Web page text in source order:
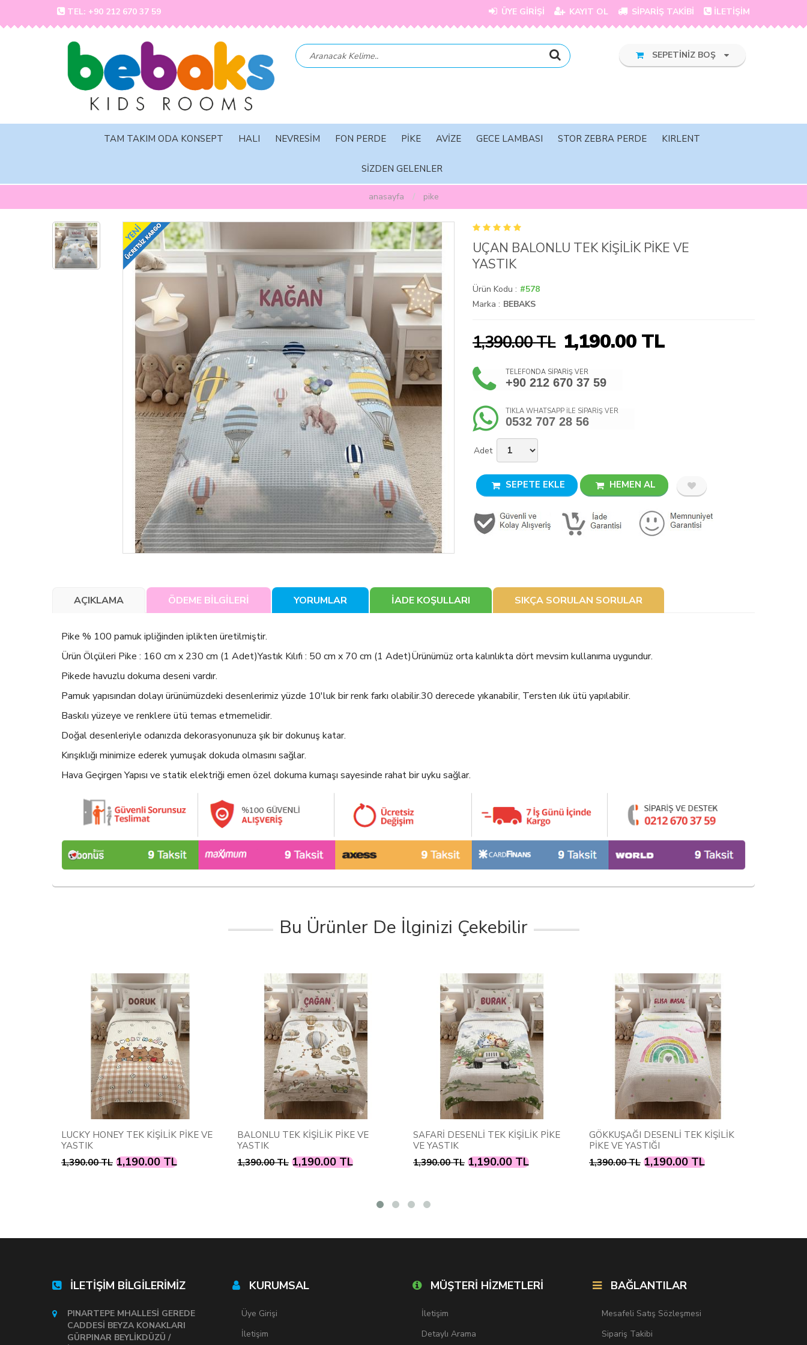
TEL: +90 212 670 37 59 ÜYE GİRİŞİ KAYIT OL SİPARİŞ TAKİBİ İLETİŞİM
SEPETİNİZ BOŞ
TAM TAKIM ODA KONSEPT HALI NEVRESİM FON PERDE PİKE AVİZE GECE LAMBASI STOR ZEBRA PERDE KIRLENT
SİZDEN GELENLER
anasayfa pi̇ke
UÇAN BALONLU TEK KİŞİLİK PİKE VE
YASTIK
Ürün Kodu : #578
Marka : BEBAKS
1,390.00 TL 1,190.00 TL
TELEFONDA SİPARİŞ VER
+90 212 670 37 59
TIKLA WHATSAPP İLE SİPARİŞ VER
0532 707 28 56
Adet
SEPETE EKLE HEMEN AL
AÇIKLAMA ÖDEME BİLGİLERİ YORUMLAR İADE KOŞULLARI SIKÇA SORULAN SORULAR
Pike % 100 pamuk ipliğinden iplikten üretilmiştir.
Ürün Ölçüleri Pike : 160 cm x 230 cm (1 Adet)Yastık Kılıfı : 50 cm x 70 cm (1 Adet)Ürünümüz orta kalınlıkta dört mevsim kullanıma uygundur.
Pikede havuzlu dokuma deseni vardır.
Pamuk yapısından dolayı ürünümüzdeki desenlerimiz yüzde 10'luk bir renk farkı olabilir.30 derecede yıkanabilir, Tersten ılık ütü yapılabilir.
Baskılı yüzeye ve renklere ütü temas etmemelidir.
Doğal desenleriyle odanızda dekorasyonunuza şık bir dokunuş katar.
Kırışıklığı minimize ederek yumuşak dokuda olmasını sağlar.
Hava Geçirgen Yapısı ve statik elektriği emen özel dokuma kumaşı sayesinde rahat bir uyku sağlar.
Bu Ürünler De İlginizi Çekebilir
LUCKY HONEY TEK KİŞİLİK PİKE VE
YASTIK
1,390.00 TL 1,190.00 TL
BALONLU TEK KİŞİLİK PİKE VE
YASTIK
1,390.00 TL 1,190.00 TL
SAFARİ DESENLİ TEK KİŞİLİK PİKE
VE YASTIK
1,390.00 TL 1,190.00 TL
GÖKKUŞAĞI DESENLİ TEK KİŞİLİK
PİKE VE YASTIĞI
1,390.00 TL 1,190.00 TL
İLETİŞİM BİLGİLERİMİZ
PINARTEPE MHALLESİ GEREDE
CADDESİ BEYZA KONAKLARI
GÜRPINAR BEYLİKDÜZÜ /
KURUMSAL
Üye Girişi
İletişim
MÜŞTERİ HİZMETLERİ
İletişim
Detaylı Arama
BAĞLANTILAR
Mesafeli Satış Sözleşmesi
Sipariş Takibi